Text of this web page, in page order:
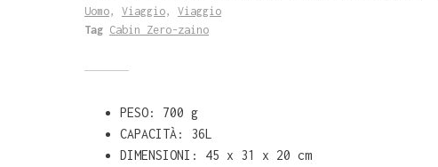
Uomo, Viaggio, Viaggio
Tag Cabin Zero-zaino
PESO: 700 g
CAPACITÀ: 36L
DIMENSIONI: 45 x 31 x 20 cm